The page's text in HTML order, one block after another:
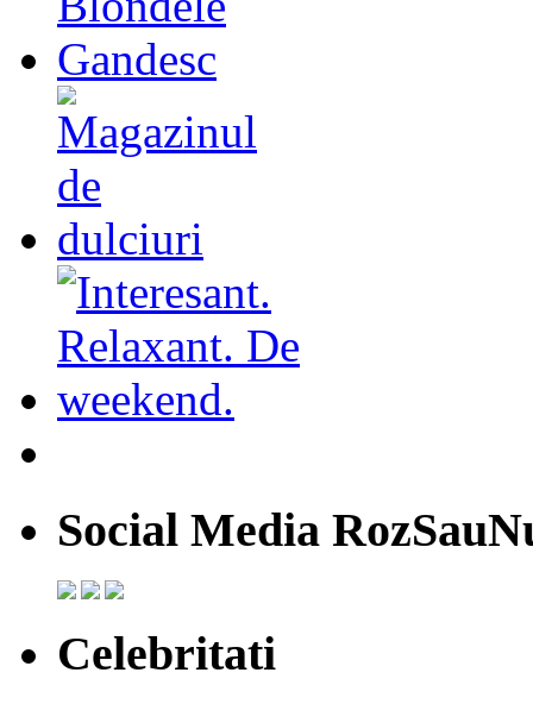
Social Media
Celebritati